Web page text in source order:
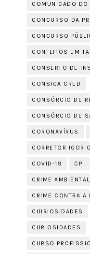
COMUNICADO DO
CONCURSO DA
CONCURSO
CONFLITOS EM
CONSERTO DE
CONSIGA CRED
CONSÓRCIO DE
CONSÓRCIO DE
CORONAVÍRUS
CORRETOR IGOR
COVID-19 CPI
CRIME AMBIENTAL
CRIME CONTRA A
CUIRIOSIDADES
CURIOSIDADES
CURSO